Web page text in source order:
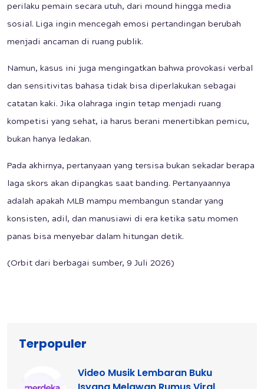
perilaku pemain secara utuh, dari mound hingga media
sosial. Liga ingin mencegah emosi pertandingan berubah
menjadi ancaman di ruang publik.
Namun, kasus ini juga mengingatkan bahwa provokasi verbal
dan sensitivitas bahasa tidak bisa diperlakukan sebagai
catatan kaki. Jika olahraga ingin tetap menjadi ruang
kompetisi yang sehat, ia harus berani menertibkan pemicu,
bukan hanya ledakan.
Pada akhirnya, pertanyaan yang tersisa bukan sekadar berapa
laga skors akan dipangkas saat banding. Pertanyaannya
adalah apakah MLB mampu membangun standar yang
konsisten, adil, dan manusiawi di era ketika satu momen
panas bisa menyebar dalam hitungan detik.
(Orbit dari berbagai sumber, 9 Juli 2026)
Terpopuler
Video Musik Lembaran Buku